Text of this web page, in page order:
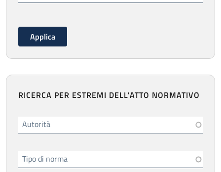
RICERCA PER ESTREMI DELL'ATTO NORMATIVO
Autorità
Tipo di norma